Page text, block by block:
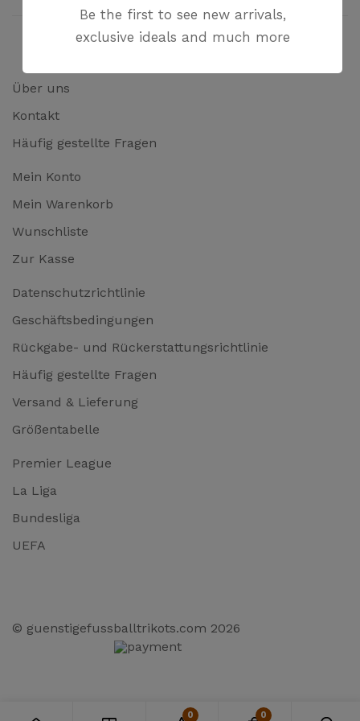
Über uns
Kontakt
Häufig gestellte Fragen
Mein Konto
Mein Warenkorb
Wunschliste
Zur Kasse
Datenschutzrichtlinie
Geschäftsbedingungen
Rückgabe- und Rückerstattungsrichtlinie
Häufig gestellte Fragen
Versand & Lieferung
Größentabelle
Premier League
La Liga
Bundesliga
UEFA
© guenstigefussballtrikots.com 2026
Be the first to see new arrivals,
exclusive ideals and much more
0 0